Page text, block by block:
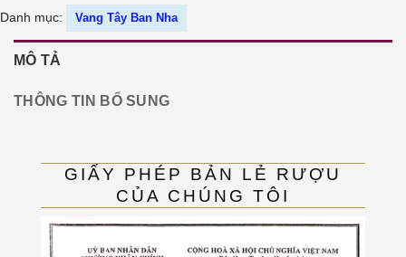
Danh mục: Vang Tây Ban Nha
MÔ TẢ
THÔNG TIN BỔ SUNG
GIẤY PHÉP BẢN LẺ RƯỢU
CỦA CHÚNG TÔI